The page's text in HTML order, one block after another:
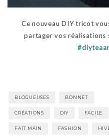
Ce nouveau DIY tricot
partager vos réalisations
BLOGUEUSES BONNET
CRÉATIONS DIY FACILE
FAIT MAIN FASHION